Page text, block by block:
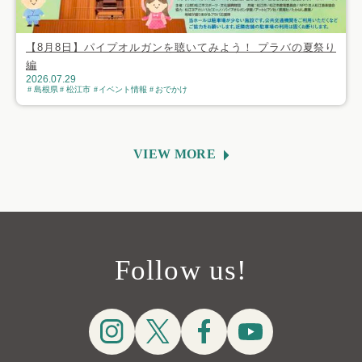
【8月8日】パイプオルガンを聴いてみよう！ プラバの夏祭り
編
2026.07.29
島根県 松江市 イベント情報 おでかけ
VIEW MORE
Follow us!